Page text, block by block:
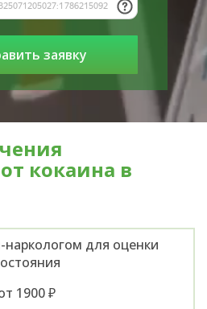
кокаина в
наркологом для оценки
1900 ₽